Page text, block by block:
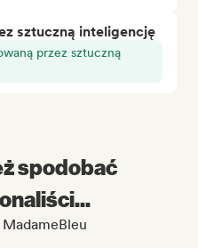
sztuczną inteligencję
przez sztuczną
spodobać